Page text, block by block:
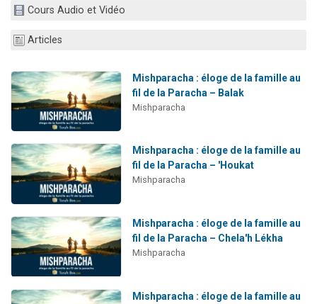
Nouvelle émission radio : Visions de grandeur n°104 : Le Chabbath et le Birkat Hamazone à travers le temps
Cours Audio et Vidéo
Articles
Mishparacha : éloge de la famille au
fil de la Paracha – Balak
Mishparacha
Mishparacha : éloge de la famille au
fil de la Paracha – 'Houkat
Mishparacha
Mishparacha : éloge de la famille au
fil de la Paracha – Chela'h Lékha
Mishparacha
Mishparacha : éloge de la famille au